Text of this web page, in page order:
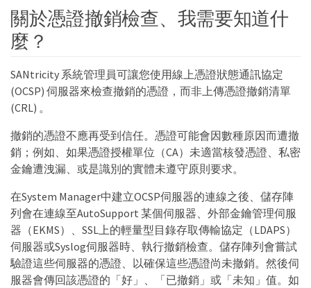
關於憑證撤銷檢查、我需要知道什
麼？
SANtricity 系統管理員可讓您使用線上憑證狀態通訊協定
(OCSP) 伺服器來檢查撤銷的憑證，而非上傳憑證撤銷清單
(CRL) 。
撤銷的憑證不應再受到信任。憑證可能會因數種原因而遭撤
銷；例如、如果憑證授權單位（CA）未適當核發憑證、私密
金鑰遭洩漏、或是識別的實體未遵守原則要求。
在System Manager中建立OCSP伺服器的連線之後、儲存陣
列會在連線至AutoSupport 某個伺服器、外部金鑰管理伺服
器（EKMS）、SSL上的輕量型目錄存取傳輸協定（LDAPS）
伺服器或Syslog伺服器時、執行撤銷檢查。儲存陣列會嘗試
驗證這些伺服器的憑證、以確保這些憑證尚未撤銷。然後伺
服器會傳回該憑證的「好」、「已撤銷」或「未知」值。如